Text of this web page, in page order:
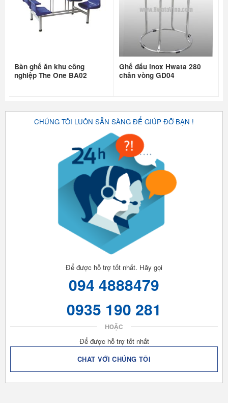
Bàn ghế ăn khu công
nghiệp The One BA02
Ghế đẩu inox Hwata 280
chân vòng GD04
CHÚNG TÔI LUÔN SẴN SÀNG ĐỂ GIÚP ĐỠ BẠN !
Để được hỗ trợ tốt nhất. Hãy gọi
094 4888479
0935 190 281
HOẶC
Để được hỗ trợ tốt nhất
CHAT VỚI CHÚNG TÔI